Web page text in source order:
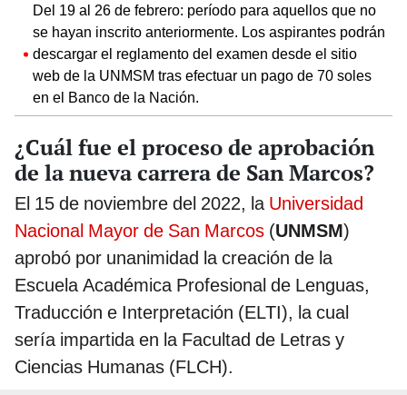
Del 19 al 26 de febrero: período para aquellos que no
se hayan inscrito anteriormente. Los aspirantes podrán
descargar el reglamento del examen desde el sitio
web de la UNMSM tras efectuar un pago de 70 soles
en el Banco de la Nación.
¿Cuál fue el proceso de aprobación
de la nueva carrera de San Marcos?
El 15 de noviembre del 2022, la Universidad
Nacional Mayor de San Marcos (UNMSM)
aprobó por unanimidad la creación de la
Escuela Académica Profesional de Lenguas,
Traducción e Interpretación (ELTI), la cual
sería impartida en la Facultad de Letras y
Ciencias Humanas (FLCH).